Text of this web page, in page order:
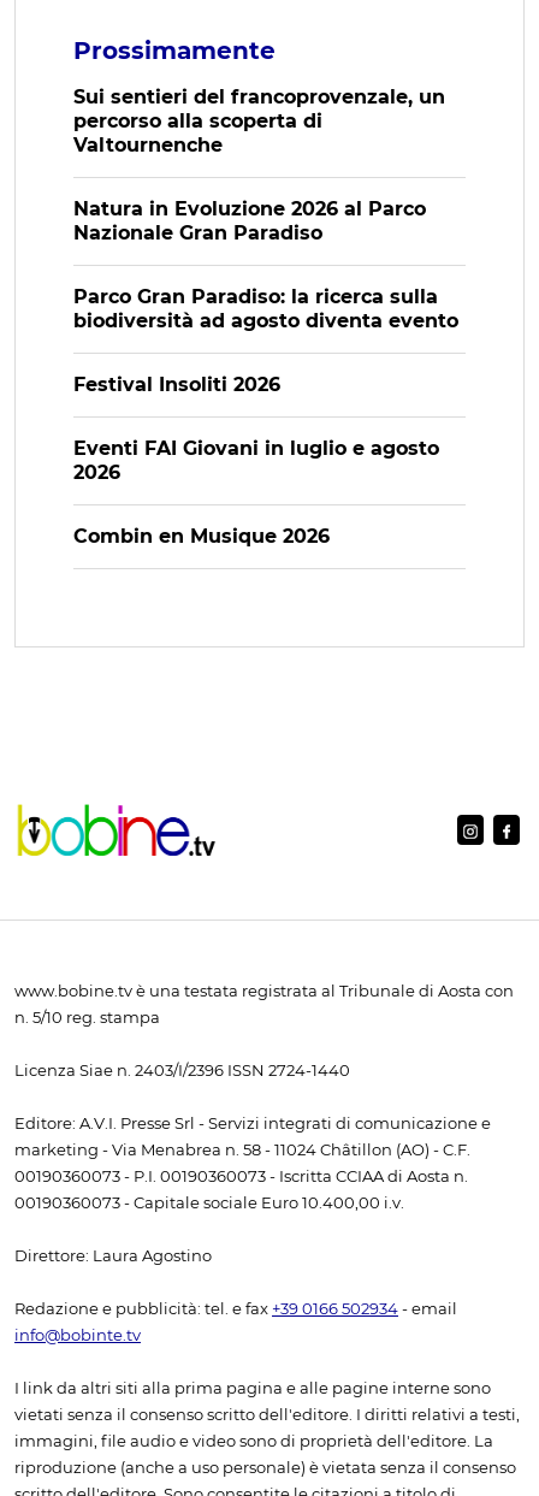
Prossimamente
Sui sentieri del francoprovenzale, un
percorso alla scoperta di
Valtournenche
Natura in Evoluzione 2026 al Parco
Nazionale Gran Paradiso
Parco Gran Paradiso: la ricerca sulla
biodiversità ad agosto diventa evento
Festival Insoliti 2026
Eventi FAI Giovani in luglio e agosto
2026
Combin en Musique 2026
www.bobine.tv è una testata registrata al Tribunale di Aosta con
n. 5/10 reg. stampa
Licenza Siae n. 2403/I/2396 ISSN 2724-1440
Editore: A.V.I. Presse Srl - Servizi integrati di comunicazione e
marketing - Via Menabrea n. 58 - 11024 Châtillon (AO) - C.F.
00190360073 - P.I. 00190360073 - Iscritta CCIAA di Aosta n.
00190360073 - Capitale sociale Euro 10.400,00 i.v.
Direttore: Laura Agostino
Redazione e pubblicità: tel. e fax +39 0166 502934 - email
info@bobinte.tv
I link da altri siti alla prima pagina e alle pagine interne sono
vietati senza il consenso scritto dell'editore. I diritti relativi a testi,
immagini, file audio e video sono di proprietà dell'editore. La
riproduzione (anche a uso personale) è vietata senza il consenso